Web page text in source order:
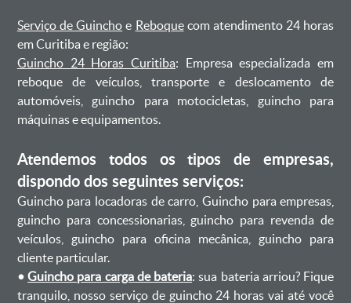
Serviço de Guincho e Reboquecom atendimento 24 horas
em Curitiba e região:
Guincho 24 Horas Curitiba: Empresa especializada em
reboque de veículos, transporte e deslocamento de
automóveis, guincho para motocicletas, guincho para
máquinas e equipamentos.
Atendemos todos os tipos de empresas,
dispondo dos seguintes serviços:
Guincho para locadoras de carro, Guincho para empresas,
guincho para concessionarias, guincho para revenda de
veículos, guincho para oficina mecânica, guincho para
cliente particular.
•Guincho para carga de bateria: sua bateria arriou? Fique
tranquilo, nosso serviço de guincho 24 horas vai até você